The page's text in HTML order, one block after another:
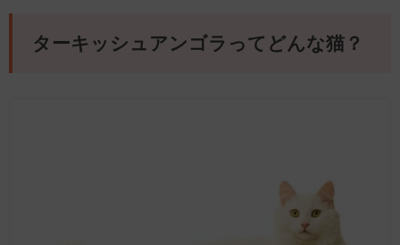
ターキッシュアンゴラってどんな猫？